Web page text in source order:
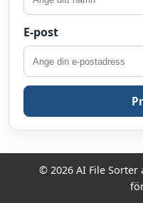
E-post
© 2026 AI File Sorter